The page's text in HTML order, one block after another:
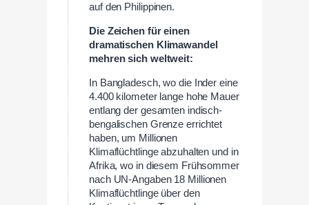
auf den Philippinen.
Die Zeichen für einen
dramatischen Klimawandel
mehren sich weltweit:
In Bangladesch, wo die Inder eine
4.400 kilometer lange hohe Mauer
entlang der gesamten indisch-
bengalischen Grenze errichtet
haben, um Millionen
Klimaflüchtlinge abzuhalten und in
Afrika, wo in diesem Frühsommer
nach UN-Angaben 18 Millionen
Klimaflüchtlinge über den